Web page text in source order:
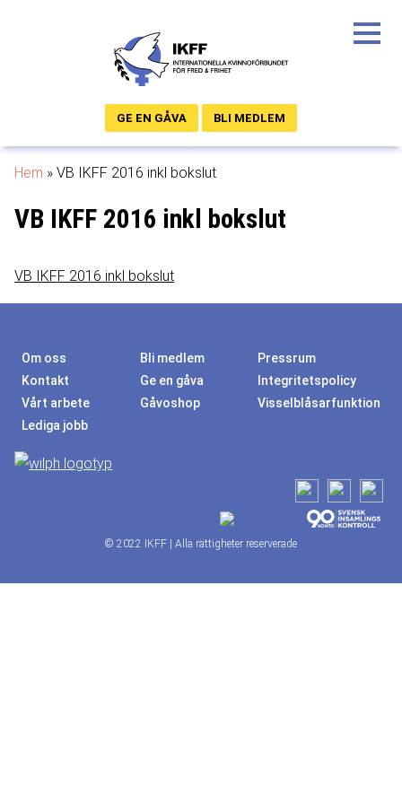
BLI MEDLEM
GE EN GÅVA
Hem » VB IKFF 2016 inkl bokslut
VB IKFF 2016 inkl bokslut
VB IKFF 2016 inkl bokslut
Om oss Bli medlem
Pressrum
Kontakt
Ge en gåva
Integritetspolicy
Vårt arbete
Gåvoshop
Visselblåsarfunktion
Lediga jobb
© 2022 IKFF | Alla rättigheter reserverade